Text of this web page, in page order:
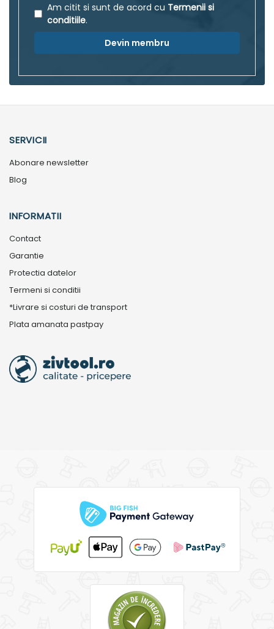
Am citit si sunt de acord cu Termenii si
conditiile.
Devin membru
SERVICII
Abonare newsletter
Blog
INFORMATII
Contact
Garantie
Protectia datelor
Termeni si conditii
*Livrare si costuri de transport
Plata amanata pastpay